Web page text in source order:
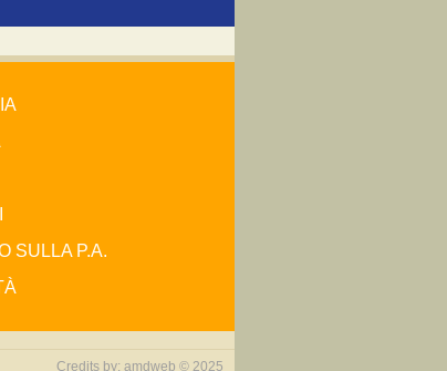
SULLA P.A.
Credits by: amdweb © 2025